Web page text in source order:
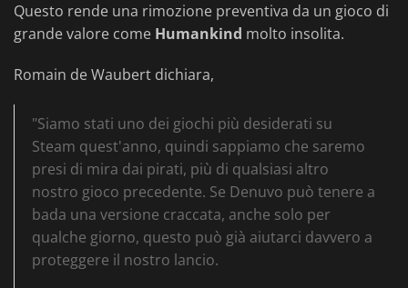
Questo rende una rimozione preventiva da un gioco di
grande valore come Humankind molto insolita.
Romain de Waubert dichiara,
"Siamo stati uno dei giochi più desiderati su
Steam quest'anno, quindi sappiamo che saremo
presi di mira dai pirati, più di qualsiasi altro
nostro gioco precedente. Se Denuvo può tenere a
bada una versione craccata, anche solo per
qualche giorno, questo può già aiutarci davvero a
proteggere il nostro lancio.